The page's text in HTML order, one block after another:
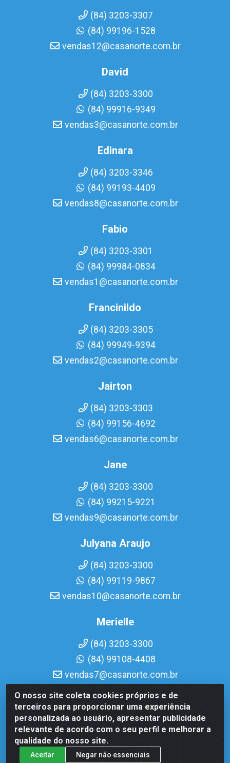
O nosso site coleta cookies próprios e de
terceiros para proporcionar uma experiência
personalizada ao usuário, apresentar publicidade
relevante de acordo com o seu perfil e melhorar a
qualidade do nosso site.
Aceitar Negar não essenciais
(84) 3203-3307
(84) 99196-1528
vendas12@casanorte.com.br
David
(84) 3203-3300
(84) 99916-9349
vendas3@casanorte.com.br
Edinara
(84) 3203-3346
(84) 99193-4409
vendas8@casanorte.com.br
Fabio
(84) 3203-3301
(84) 99984-0834
vendas1@casanorte.com.br
Francinildo
(84) 3203-3305
(84) 99949-9394
vendas2@casanorte.com.br
Jairton
(84) 3203-3303
(84) 99156-4692
vendas6@casanorte.com.br
Jane
(84) 3203-3300
(84) 99215-9221
vendas9@casanorte.com.br
Julyana Araujo
(84) 3203-3300
(84) 99119-9867
vendas10@casanorte.com.br
Merielle
(84) 3203-3300
(84) 99108-4408
vendas7@casanorte.com.br
Casa Norte LTDA - Av. Interventor Mário Câmara, 1815 - Dix-
Sept Rosado, Natal/RN - CEP 59054-600 - CNPJ
08.713.513/0001-51